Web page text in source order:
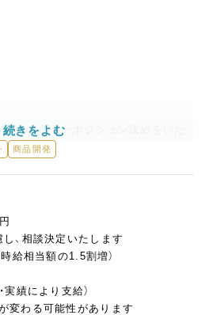
い、スタートポジション決めをいた
とにポジション変更を行います！
5つのポイント◆
できます！
暇を使用して長期休暇取得も可能
ピ提案が可能！
の習得のための座学と実技研修）
商品開発
、相談決定いたします
給相当額の1.5割増）
績により支給）
変わる可能性があります